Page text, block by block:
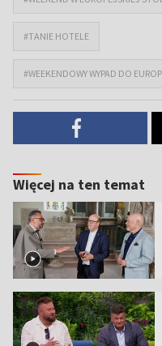
#TANIE HOTELE
#WEEKENDOWY WYPAD DO
Więcej na ten temat